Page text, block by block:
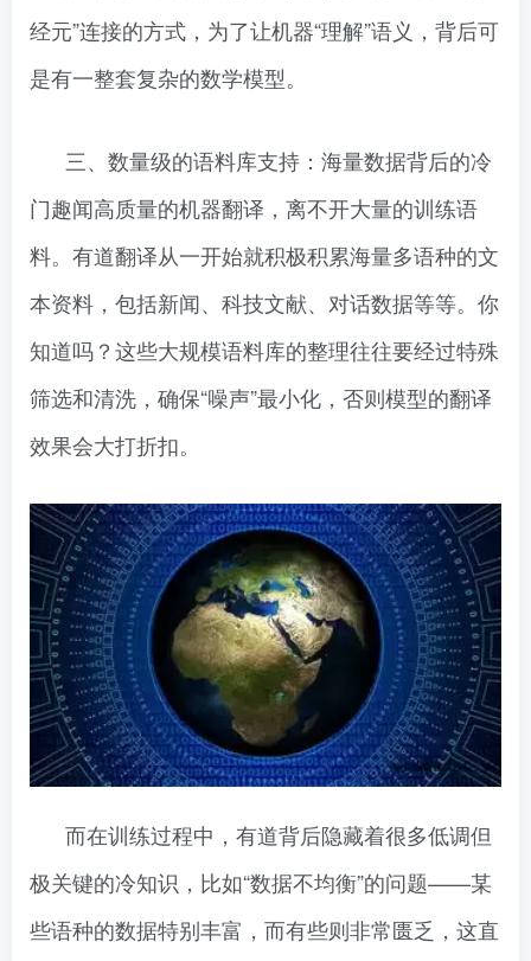
经元”连接的方式，为了让机器“理解”语义，背后可
是有一整套复杂的数学模型。
三、数量级的语料库支持：海量数据背后的冷
门趣闻高质量的机器翻译，离不开大量的训练语
料。有道翻译从一开始就积极积累海量多语种的文
本资料，包括新闻、科技文献、对话数据等等。你
知道吗？这些大规模语料库的整理往往要经过特殊
筛选和清洗，确保“噪声”最小化，否则模型的翻译
效果会大打折扣。
而在训练过程中，有道背后隐藏着很多低调但
极关键的冷知识，比如“数据不均衡”的问题——某
些语种的数据特别丰富，而有些则非常匮乏，这直